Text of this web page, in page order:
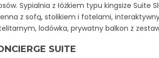
Sypialnia z łóżkiem typu kingsize Suite
z sofą, stolikiem i fotelami,
lodówka, prywatny balkon z
SUITE